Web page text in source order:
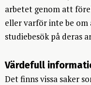
arbetet genom att
eller varför inte be
studiebesök på deras
Värdefull
Det finns vissa saker